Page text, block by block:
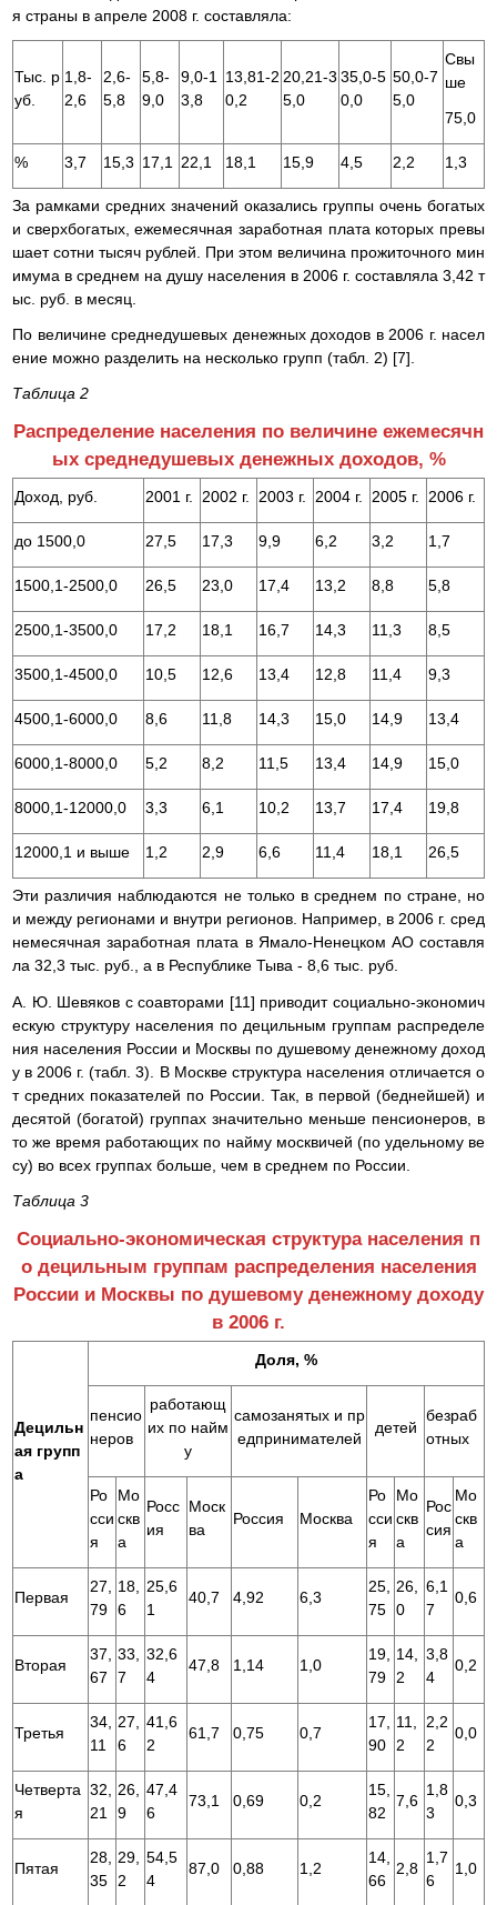
я страны в апреле 2008 г. составляла:
Тыс. р
уб.
1,8-
2,6
2,6-
5,8
5,8-
9,0
9,0-1
3,8
13,81-2
0,2
20,21-3
5,0
35,0-5
0,0
50,0-7
5,0
Свы
ше
75,0
% 3,7 15,3 17,1 22,1 18,1 15,9 4,5 2,2 1,3
За рамками средних значений оказались группы очень богатых
и сверхбогатых, ежемесячная заработная плата которых превы
шает сотни тысяч рублей. При этом величина прожиточного мин
имума в среднем на душу населения в 2006 г. составляла 3,42 т
ыс. руб. в месяц.
По величине среднедушевых денежных доходов в 2006 г. насел
ение можно разделить на несколько групп (табл. 2) [7].
Таблица 2
Распределение населения по величине ежемесячн
ых среднедушевых денежных доходов, %
Доход, руб. 2001 г. 2002 г. 2003 г. 2004 г. 2005 г. 2006 г.
до 1500,0 27,5 17,3 9,9 6,2 3,2 1,7
1500,1-2500,0 26,5 23,0 17,4 13,2 8,8 5,8
2500,1-3500,0 17,2 18,1 16,7 14,3 11,3 8,5
3500,1-4500,0 10,5 12,6 13,4 12,8 11,4 9,3
4500,1-6000,0 8,6 11,8 14,3 15,0 14,9 13,4
6000,1-8000,0 5,2 8,2 11,5 13,4 14,9 15,0
8000,1-12000,0 3,3 6,1 10,2 13,7 17,4 19,8
12000,1 и выше 1,2 2,9 6,6 11,4 18,1 26,5
Эти различия наблюдаются не только в среднем по стране, но
и между регионами и внутри регионов. Например, в 2006 г. сред
немесячная заработная плата в Ямало-Ненецком АО составля
ла 32,3 тыс. руб., а в Республике Тыва - 8,6 тыс. руб.
А. Ю. Шевяков с соавторами [11] приводит социально-экономич
ескую структуру населения по децильным группам распределе
ния населения России и Москвы по душевому денежному доход
у в 2006 г. (табл. 3). В Москве структура населения отличается о
т средних показателей по России. Так, в первой (беднейшей) и
десятой (богатой) группах значительно меньше пенсионеров, в
то же время работающих по найму москвичей (по удельному ве
су) во всех группах больше, чем в среднем по России.
Таблица 3
Социально-экономическая структура населения п
о децильным группам распределения населения
России и Москвы по душевому денежному доходу
в 2006 г.
Децильн
ая групп
а
Доля, %
пенсио
неров
работающ
их по найм
у
самозанятых и пр
едпринимателей
детей
безраб
отных
Ро
сси
я
Мо
скв
а
Росс
ия
Моск
ва
Россия Москва
Ро
сси
я
Мо
скв
а
Рос
сия
Мо
скв
а
Первая
27,
79
18,
6
25,6
1
40,7 4,92 6,3
25,
75
26,
0
6,1
7
0,6
Вторая
37,
67
33,
7
32,6
4
47,8 1,14 1,0
19,
79
14,
2
3,8
4
0,2
Третья
34,
11
27,
6
41,6
2
61,7 0,75 0,7
17,
90
11,
2
2,2
2
0,0
Четверта
я
32,
21
26,
9
47,4
6
73,1 0,69 0,2
15,
82
7,6
1,8
3
0,3
Пятая
28,
35
29,
2
54,5
4
87,0 0,88 1,2
14,
66
2,8
1,7
6
1,0